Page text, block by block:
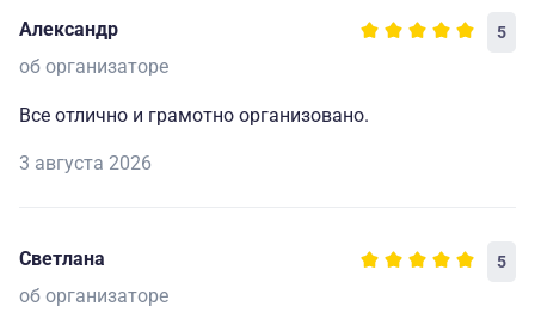
Александр 5
об организаторе
Все отлично и грамотно организовано.
3 августа 2026
Светлана 5
об организаторе